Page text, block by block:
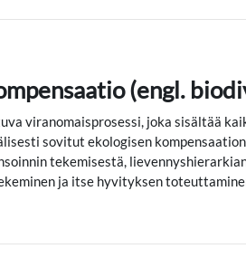
(engl.
viranomaisprosessi, joka sisältää
sovitut ekologisen
tekemisestä,
ja itse hyvityksen